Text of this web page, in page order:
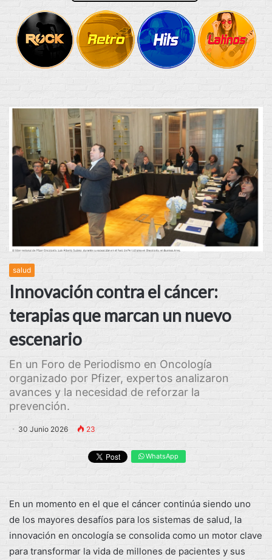
salud
Innovación contra el cáncer:
terapias que marcan un nuevo
escenario
En un Foro de Periodismo en Oncología
organizado por Pfizer, expertos analizaron
avances y la necesidad de reforzar la
prevención.
30 Junio 2026 23
WhatsApp
En un momento en el que el cáncer continúa siendo uno
de los mayores desafíos para los sistemas de salud, la
innovación en oncología se consolida como un motor clave
para transformar la vida de millones de pacientes y sus